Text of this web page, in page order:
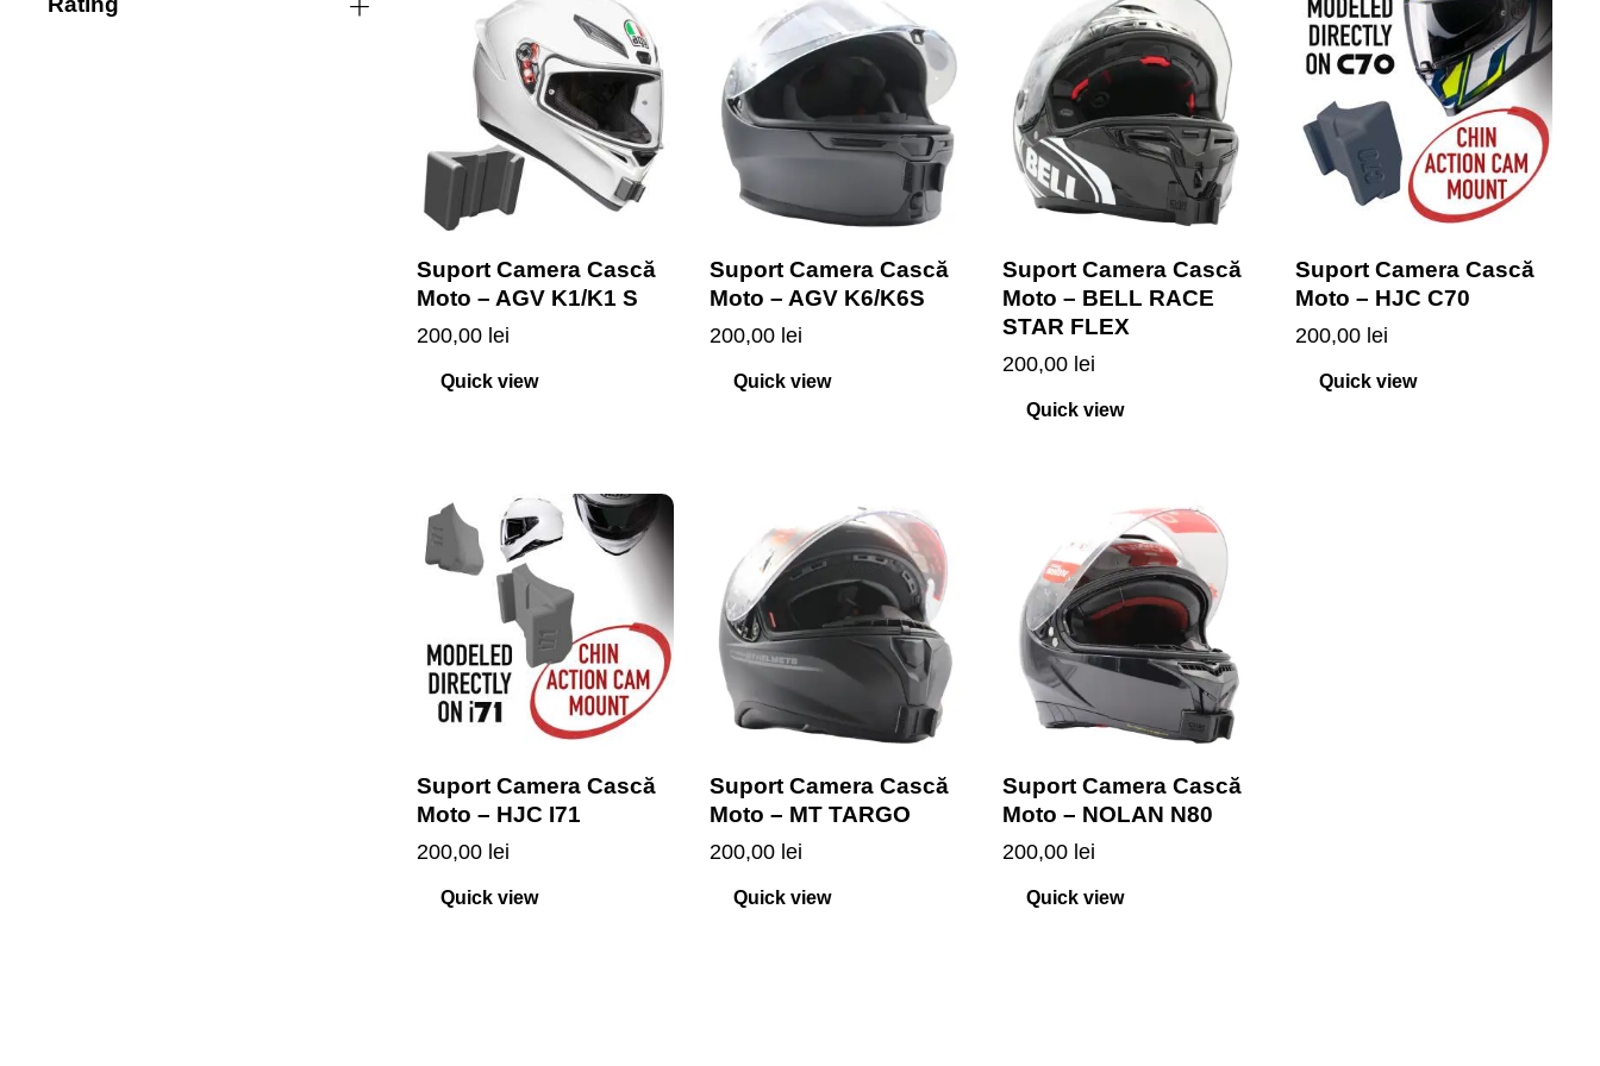
Suport Camera Cască
Moto – AGV K1/K1 S
200,00 lei
Quick view
Suport Camera Cască
Moto – AGV K6/K6S
200,00 lei
Quick view
Suport Camera Cască
Moto – BELL RACE
STAR FLEX
200,00 lei
Quick view
Suport Camera Cască
Moto – HJC C70
200,00 lei
Quick view
Suport Camera Cască
Moto – HJC I71
200,00 lei
Quick view
Suport Camera Cască
Moto – MT TARGO
200,00 lei
Quick view
Suport Camera Cască
Moto – NOLAN N80
200,00 lei
Quick view